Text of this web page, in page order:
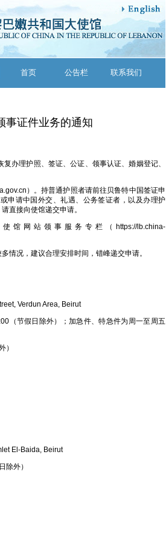
首页 公告栏 联系我们
事证件业务的通知
办理护照、签证、公证、领事认证、婚姻登记、
）。持普通护照者请前往贝鲁特中国签证申
申请中国外交、礼遇、公务签证者，以及办理护
直接向使馆递交申请。
网站领事服务专栏（https://lb.china-
情况，建议合理安排时间，错峰递交申请。
Verdun Area, Beirut
（节假日除外）；加急件、特急件为周一至周五
）
El-Baida, Beirut
除外）